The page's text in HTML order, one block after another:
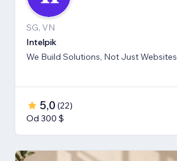
SG, VN
Intelpik
We Build Solutions, Not Just Websites
5,0 (22)
Od 300 $